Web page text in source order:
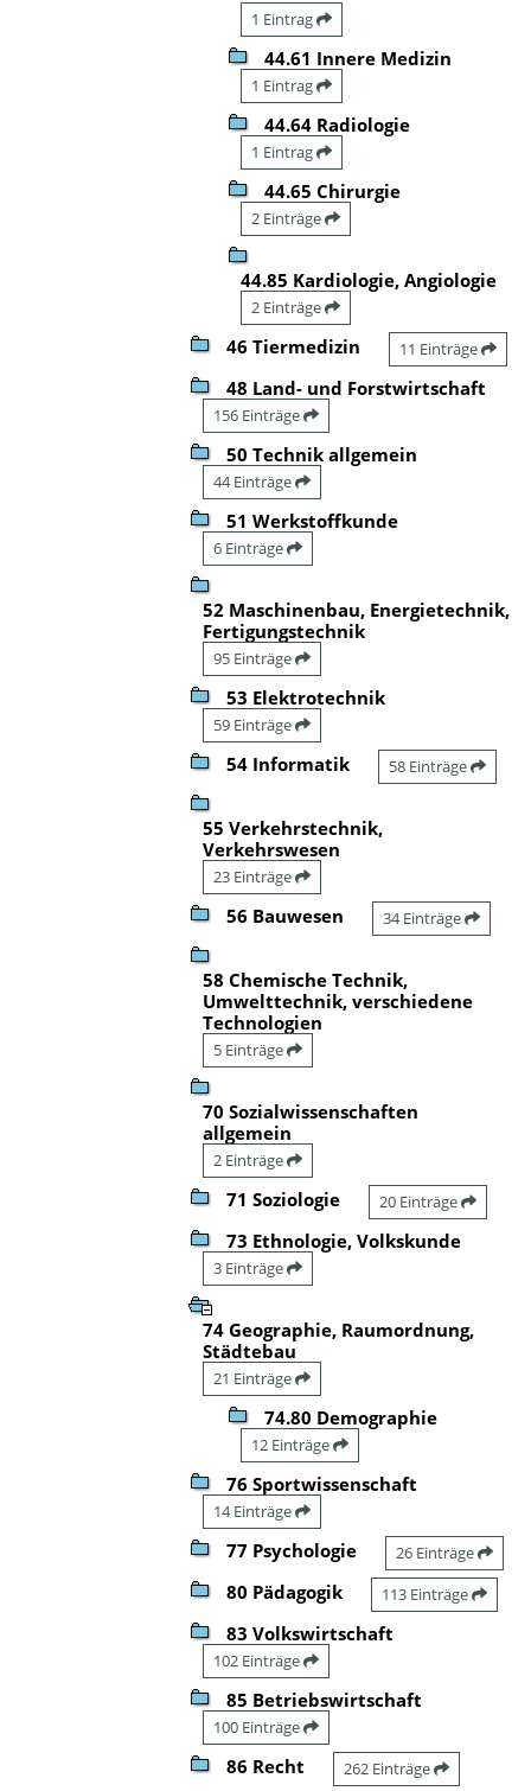
1 Eintrag
44.61 Innere Medizin
1 Eintrag
44.64 Radiologie
1 Eintrag
44.65 Chirurgie
2 Einträge
44.85 Kardiologie, Angiologie
2 Einträge
46 Tiermedizin 11 Einträge
48 Land- und Forstwirtschaft
156 Einträge
50 Technik allgemein
44 Einträge
51 Werkstoffkunde
6 Einträge
52 Maschinenbau, Energietechnik,
Fertigungstechnik
95 Einträge
53 Elektrotechnik
59 Einträge
54 Informatik 58 Einträge
55 Verkehrstechnik,
Verkehrswesen
23 Einträge
56 Bauwesen 34 Einträge
58 Chemische Technik,
Umwelttechnik, verschiedene
Technologien
5 Einträge
70 Sozialwissenschaften
allgemein
2 Einträge
71 Soziologie 20 Einträge
73 Ethnologie, Volkskunde
3 Einträge
74 Geographie, Raumordnung,
Städtebau
21 Einträge
74.80 Demographie
12 Einträge
76 Sportwissenschaft
14 Einträge
77 Psychologie 26 Einträge
80 Pädagogik 113 Einträge
83 Volkswirtschaft
102 Einträge
85 Betriebswirtschaft
100 Einträge
86 Recht 262 Einträge